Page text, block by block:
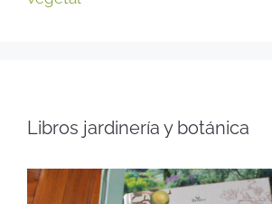
Libros jardinería y botánica